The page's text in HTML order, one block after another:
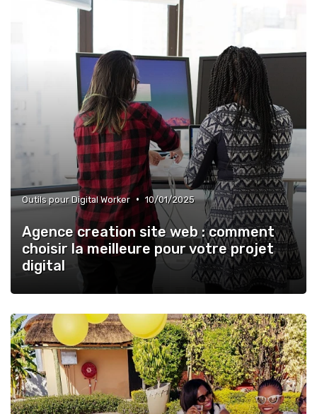
Outils pour Digital Worker • 10/01/2025
Agence creation site web : comment
choisir la meilleure pour votre projet
digital